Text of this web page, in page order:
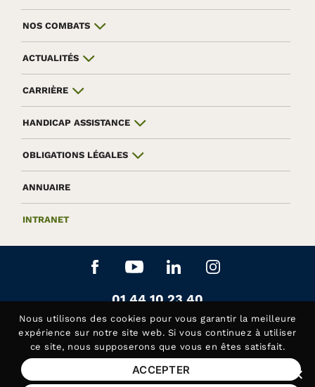
NOS COMBATS
ACTUALITÉS
CARRIÈRE
HANDICAP ASSISTANCE
OBLIGATIONS LÉGALES
ANNUAIRE
INTRANET
Aller sur le réseau social
Aller sur le réseau social
Aller sur le réseau
Aller sur le
Contactez-nous au
01 44 10 23 40
Siège de la Fédération APAJH
Contactez-nous au
01 44 10 81 50
Handicap Assistance, les lundis et jeudis matin
Nous utilisons des cookies pour vous garantir la meilleure
expérience sur notre site web. Si vous continuez à utiliser
ce site, nous supposerons que vous en êtes satisfait.
ACCEPTER